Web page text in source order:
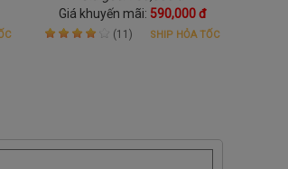
Giá khuyến mãi: 590,000 đ
(11) SHIP HỎA TỐC